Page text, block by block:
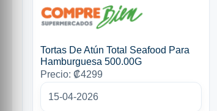
Tortas De Atún Total Seafood Para
Hamburguesa 500.00G
Precio: ₡4299
15-04-2026